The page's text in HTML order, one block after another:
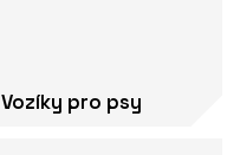
Vozíky pro psy